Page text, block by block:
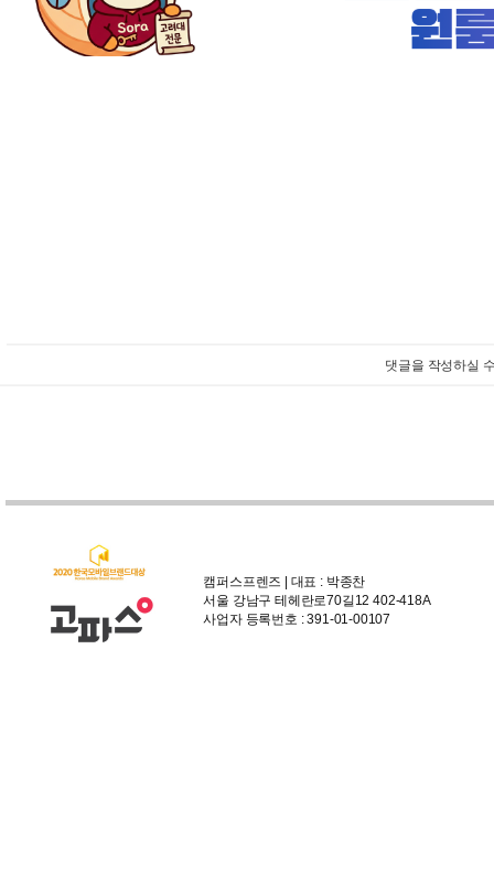
댓글을 작성하실
캠퍼스프렌즈 | 대표 : 박종찬
서울 강남구 테헤란로70길12 402-418A
사업자 등록번호 : 391-01-00107